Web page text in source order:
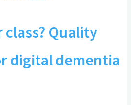
class? Quality
digital dementia